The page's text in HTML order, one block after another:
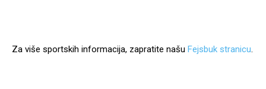
Za više sportskih informacija, zapratite našu Fejsbuk stranicu.